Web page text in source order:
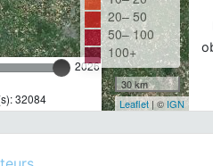
2026
32084
20– 50
50– 100
100+
30 km
Leaflet| © IGN